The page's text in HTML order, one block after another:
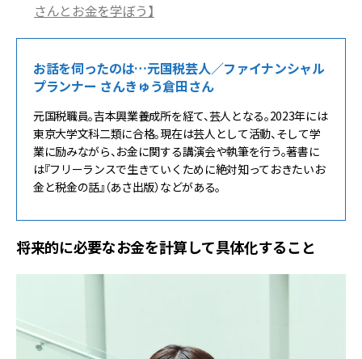
さんとお金を学ぼう】
お話を伺ったのは…元国税芸人／ファイナンシャル
プランナー さんきゅう倉田さん
元国税職員。吉本興業養成所を経て、芸人となる。2023年には
東京大学文科二類に合格。現在は芸人として活動、そして学
業に励みながら、お金に関する講演会や執筆を行う。著書に
は『フリーランスで生きていくために絶対知っておきたいお
金と税金の話』（あさ出版）などがある。
将来的に必要なお金を計算して具体化すること